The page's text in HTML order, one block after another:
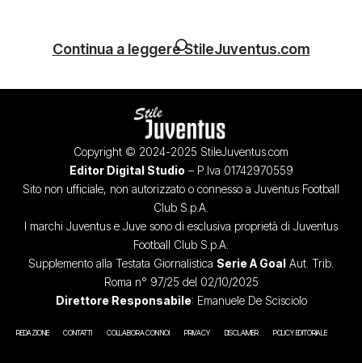
Continua a leggere StileJuventus.com
Copyright © 2024-2025 StileJuventus.com
Editor Digital Studio – P.Iva 01742970559
Sito non ufficiale, non autorizzato o connesso a Juventus Football
Club S.p.A.
I marchi Juventus e Juve sono di esclusiva proprietà di Juventus
Football Club S.p.A.
Supplemento alla Testata Giornalistica Serie A Goal Aut. Trib.
Roma n° 97/25 del 02/10/2025
Direttore Responsabile: Emanuele De Scisciolo
REDAZIONE CONTATTI COLLABORA CON NOI PRIVACY DISCLAIMER POLICY EDITORIALE